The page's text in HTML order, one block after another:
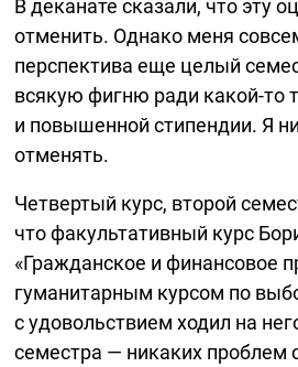
В деканате сказали, что эту
отменить. Однако меня
перспектива еще целый
всякую фигню ради какой-то
и повышенной стипендии. Я
отменять.
Четвертый курс, второй
что факультативный курс
«Гражданское и финансовое
гуманитарным курсом по
с удовольствием ходил на
семестра — никаких проблем